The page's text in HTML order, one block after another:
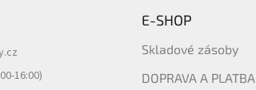
16:00)
E-SHOP
Skladové zásoby
DOPRAVA A PLATBA